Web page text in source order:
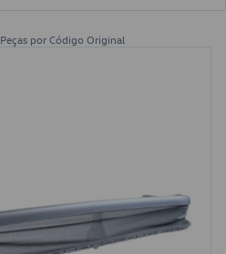
Peças por Código Original